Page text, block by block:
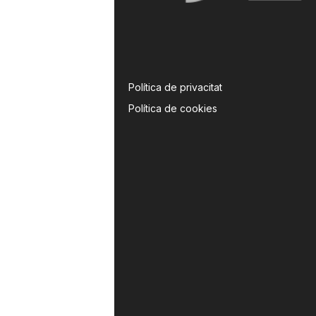
Política de privacitat
Política de cookies